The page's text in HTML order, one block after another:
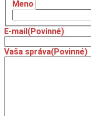
Meno
E-mail(Povinné)
Vaša správa(Povinné)